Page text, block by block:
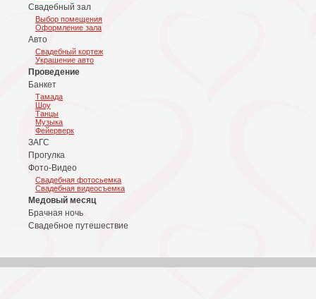
Свадебный зал
Выбор помещения
Оформление зала
Авто
Свадебный кортеж
Украшение авто
Проведение
Банкет
Тамада
Шоу
Танцы
Музыка
Фейерверк
ЗАГС
Прогулка
Фото-Видео
Свадебная фотосьемка
Свадебная видеосъемка
Медовый месяц
Брачная ночь
Свадебное путешествие